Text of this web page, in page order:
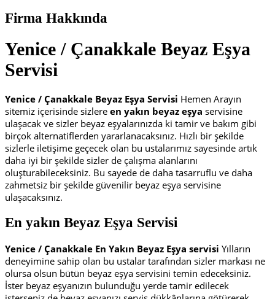
Firma Hakkında
Yenice / Çanakkale Beyaz Eşya
Servisi
Yenice / Çanakkale Beyaz Eşya Servisi Hemen Arayın
sitemiz içerisinde sizlere en yakın beyaz eşya servisine
ulaşacak ve sizler beyaz eşyalarınızda ki tamir ve bakım gibi
birçok alternatiflerden yararlanacaksınız. Hızlı bir şekilde
sizlerle iletişime geçecek olan bu ustalarımız sayesinde artık
daha iyi bir şekilde sizler de çalışma alanlarını
oluşturabileceksiniz. Bu sayede de daha tasarruflu ve daha
zahmetsiz bir şekilde güvenilir beyaz eşya servisine
ulaşacaksınız.
En yakın Beyaz Eşya Servisi
Yenice / Çanakkale En Yakın Beyaz Eşya servisi Yılların
deneyimine sahip olan bu ustalar tarafından sizler markası ne
olursa olsun bütün beyaz eşya servisini temin edeceksiniz.
İster beyaz eşyanızın bulunduğu yerde tamir edilecek